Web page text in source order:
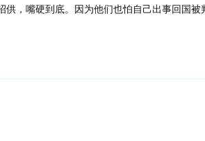
，嘴硬到底。因为他们也怕自己出事回国被